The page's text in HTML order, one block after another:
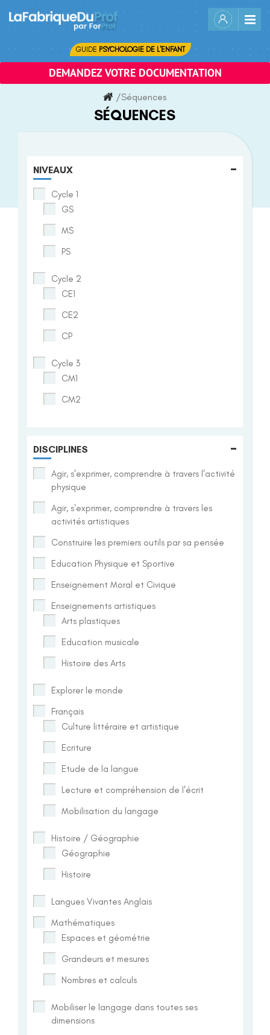
content
GUIDE PSYCHOLOGIE DE L'ENFANT
DEMANDEZ VOTRE DOCUMENTATION
/Séquences
SÉQUENCES
NIVEAUX -
Cycle 1
GS
MS
PS
Cycle 2
CE1
CE2
CP
Cycle 3
CM1
CM2
DISCIPLINES -
Agir, s'exprimer, comprendre à travers l'activité
physique
Agir, s'exprimer, comprendre à travers les
activités artistiques
Construire les premiers outils par sa pensée
Education Physique et Sportive
Enseignement Moral et Civique
Enseignements artistiques
Arts plastiques
Education musicale
Histoire des Arts
Explorer le monde
Français
Culture littéraire et artistique
Ecriture
Etude de la langue
Lecture et compréhension de l'écrit
Mobilisation du langage
Histoire / Géographie
Géographie
Histoire
Langues Vivantes Anglais
Mathématiques
Espaces et géométrie
Grandeurs et mesures
Nombres et calculs
Mobiliser le langage dans toutes ses
dimensions